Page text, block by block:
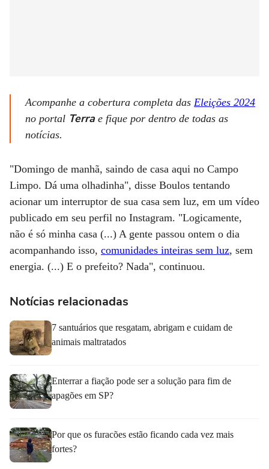
Acompanhe a cobertura completa das Eleições 2024
no portal Terrae fique por dentro de todas as
notícias.
"Domingo de manhã, saindo de casa aqui no Campo
Limpo. Dá uma olhadinha", disse Boulos tentando
acionar um interruptor de sua casa sem luz, em um vídeo
publicado em seu perfil no Instagram. "Logicamente,
não é só minha casa (...) A gente passou ontem o dia
acompanhando isso, comunidades inteiras sem luz, sem
energia. (...) E o prefeito? Nada", continuou.
Notícias relacionadas
7 santuários que resgatam, abrigam e cuidam de
animais maltratados
Enterrar a fiação pode ser a solução para fim de
apagões em SP?
Por que os furacões estão ficando cada vez mais
fortes?